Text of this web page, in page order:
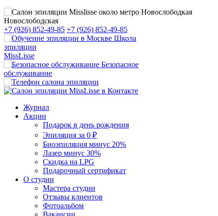
Новослободская
+7 (926) 852-49-85 +7 (926) 852-49-85
Школа
эпиляции
MissLisse
Безопасное
обслуживание
Журнал
Акции
Подарок в день рождения
Эпиляция за 0 ₽
Биоэпиляция минус 20%
Лазер минус 30%
Скидка на LPG
Подарочный сертификат
О студии
Мастера студии
Отзывы клиентов
Фотоальбом
Вакансии